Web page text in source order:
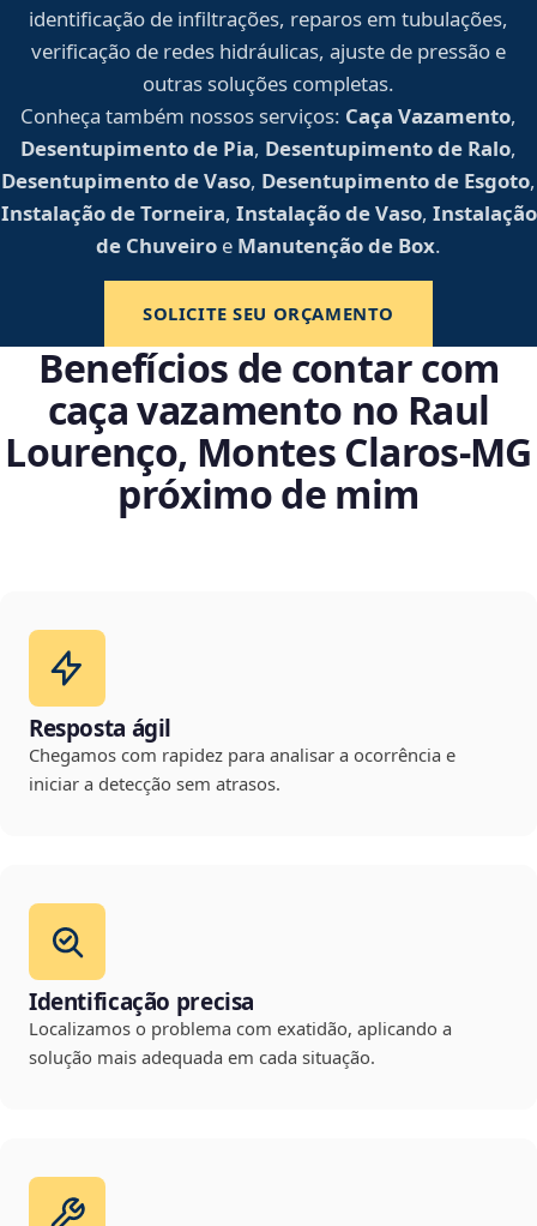
identificação de infiltrações, reparos em tubulações,
verificação de redes hidráulicas, ajuste de pressão e
outras soluções completas.
Conheça também nossos serviços: Caça Vazamento,
Desentupimento de Pia, Desentupimento de Ralo,
Desentupimento de Vaso, Desentupimento de Esgoto,
Instalação de Torneira, Instalação de Vaso, Instalação
de Chuveiro e Manutenção de Box.
SOLICITE SEU ORÇAMENTO
Benefícios de contar com
caça vazamento no Raul
Lourenço, Montes Claros‑MG
próximo de mim
Resposta ágil
Chegamos com rapidez para analisar a ocorrência e
iniciar a detecção sem atrasos.
Identificação precisa
Localizamos o problema com exatidão, aplicando a
solução mais adequada em cada situação.